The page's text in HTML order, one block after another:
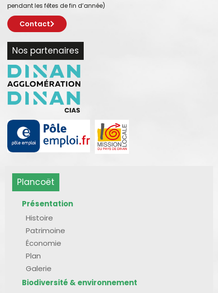
pendant les fêtes de fin d’année)
Contact
Nos partenaires
Plancoët
Présentation
Histoire
Patrimoine
Économie
Plan
Galerie
Biodiversité & environnement